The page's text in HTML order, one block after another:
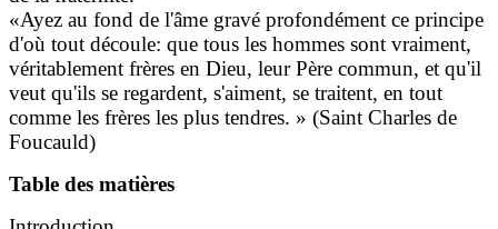
«Ayez au fond de l'âme gravé profondément ce principe
d'où tout découle: que tous les hommes sont vraiment,
véritablement frères en Dieu, leur Père commun, et qu'il
veut qu'ils se regardent, s'aiment, se traitent, en tout
comme les frères les plus tendres. » (Saint Charles de
Foucauld)
Table des matières